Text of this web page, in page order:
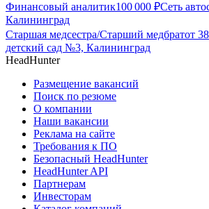
Финансовый аналитик100 000 ₽Сеть
Калининград
Старшая медсестра/Старший медбратот
детский сад №3, Калининград
HeadHunter
Размещение вакансий
Поиск по резюме
О компании
Наши вакансии
Реклама на сайте
Требования к ПО
Безопасный HeadHunter
HeadHunter API
Партнерам
Инвесторам